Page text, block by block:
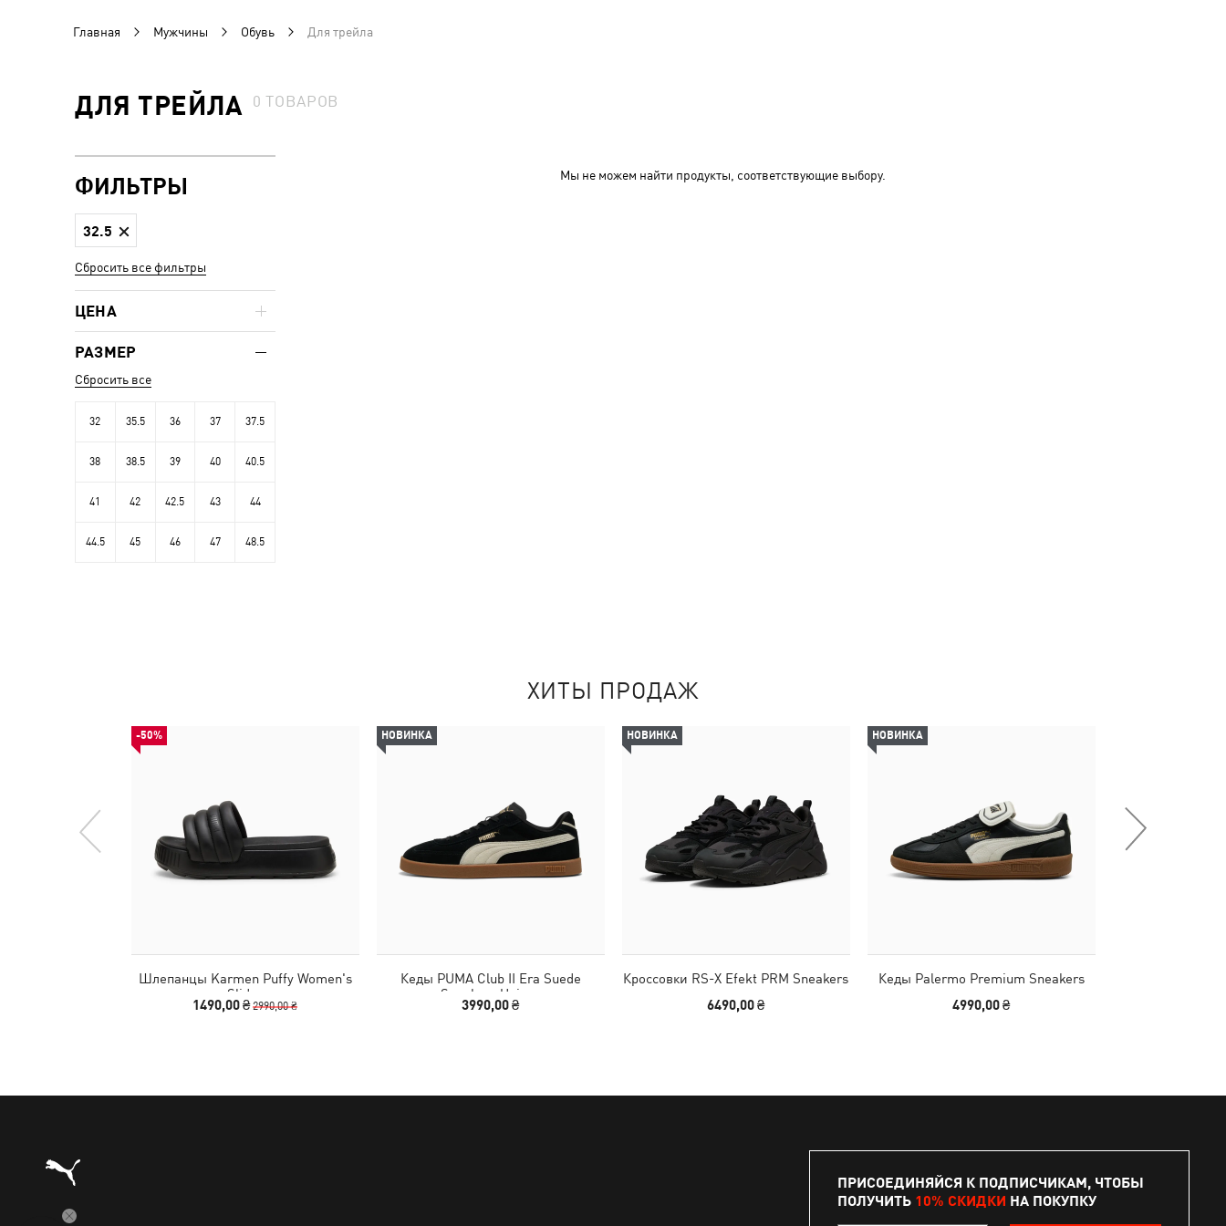
Главная Мужчины Обувь Для трейла
ДЛЯ ТРЕЙЛА 0ТОВАРОВ
Мы не можем найти продукты, соответствующие выбору.
ФИЛЬТРЫ
32.5
Сбросить все фильтры
ЦЕНА
РАЗМЕР
Сбросить все
32 35.5 36 37 37.5
38 38.5 39 40 40.5
41 42 42.5 43 44
44.5 45 46 47 48.5
ХИТЫ ПРОДАЖ
-50%
Шлепанцы Karmen Puffy Women's
Slides
1490,00 ₴2990,00 ₴
НОВИНКА
Кеды PUMA Club II Era Suede
Sneakers Unisex
3990,00 ₴
НОВИНКА
Кроссовки RS-X Efekt PRM Sneakers
6490,00 ₴
НОВИНКА
Кеды Palermo Premium Sneakers
4990,00 ₴
ПРИСОЕДИНЯЙСЯ К ПОДПИСЧИКАМ, ЧТОБЫ
ПОЛУЧИТЬ 10% СКИДКИ НА ПОКУПКУ